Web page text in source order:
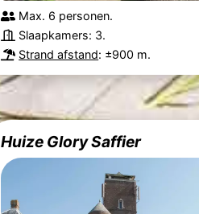
Max. 6 personen.
Slaapkamers: 3.
Strand afstand: ±900 m.
Huize Glory Saffier